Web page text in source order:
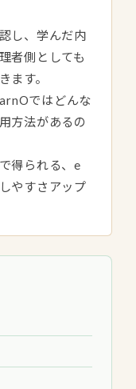
し、学んだ内
者側としても
ます。
ではどんな
方法があるの
得られる、e
やすさアップ